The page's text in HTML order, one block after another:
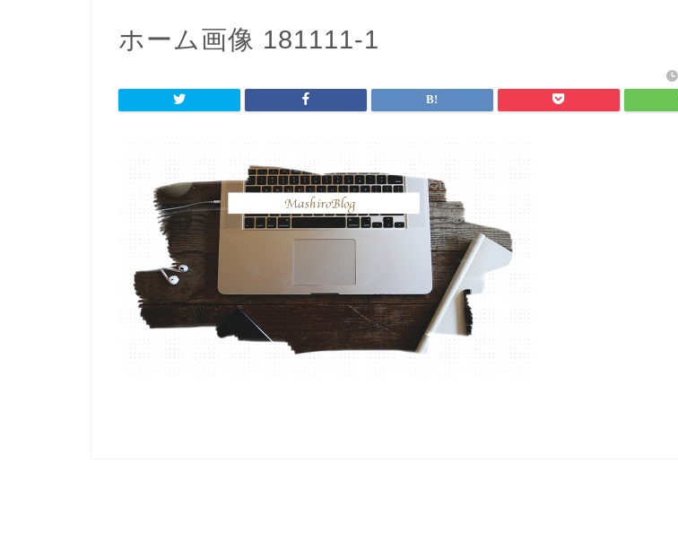
ホーム画像 181111-1